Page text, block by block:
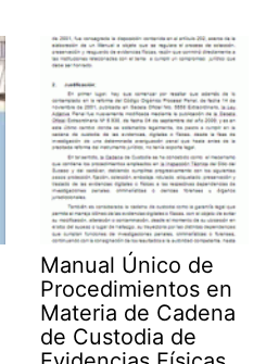
Manual Único de
Procedimientos en
Materia de Cadena
de Custodia de